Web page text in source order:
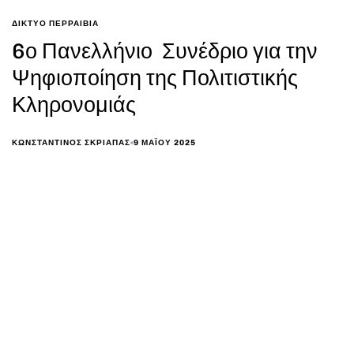
ΔΙΚΤΥΟ ΠΕΡΡΑΙΒΙΑ
6ο Πανελλήνιο Συνέδριο για την
Ψηφιοποίηση της Πολιτιστικής
Κληρονομιάς
ΚΩΝΣΤΑΝΤΊΝΟΣ ΣΚΡΙΆΠΑΣ 9 ΜΑΪ́ΟΥ 2025